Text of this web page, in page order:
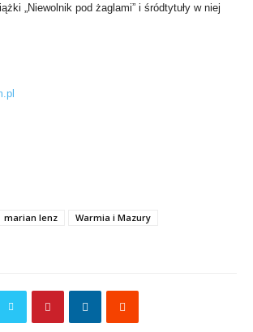
„Niewolnik pod żaglami” i śródtytuły w niej
marian lenz
Warmia i Mazury